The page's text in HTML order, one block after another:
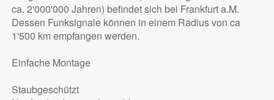
ca. 2'000'000 Jahren) befindet sich bei Frankfurt a.M.
Dessen Funksignale können in einem Radius von ca
1'500 km empfangen werden.
Einfache Montage
Staubgeschützt